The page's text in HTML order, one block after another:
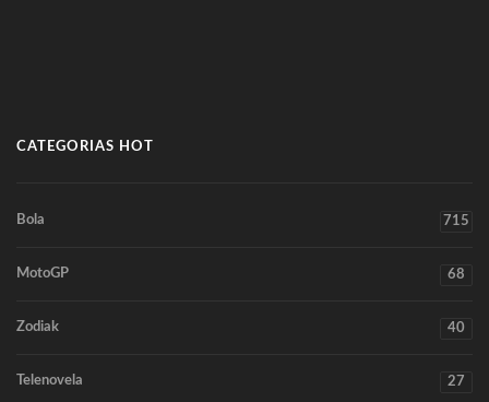
CATEGORIAS HOT
Bola 715
MotoGP 68
Zodiak 40
Telenovela 27